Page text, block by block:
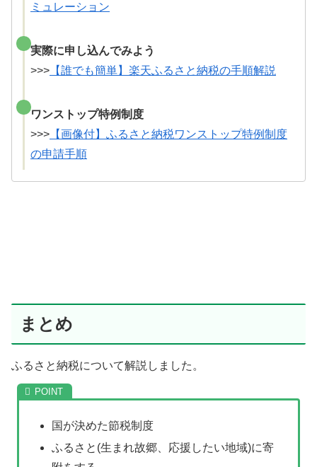
ミュレーション
実際に申し込んでみよう
>>> 【誰でも簡単】楽天ふるさと納税の手順解説
ワンストップ特例制度
>>> 【画像付】ふるさと納税ワンストップ特例制度
の申請手順
まとめ
ふるさと納税について解説しました。
国が決めた節税制度
ふるさと(生まれ故郷、応援したい地域)に寄